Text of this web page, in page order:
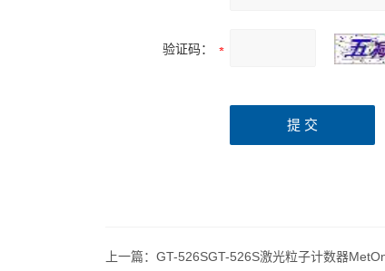
验证码：
上一篇： GT-526SGT-526S激光粒子计数器